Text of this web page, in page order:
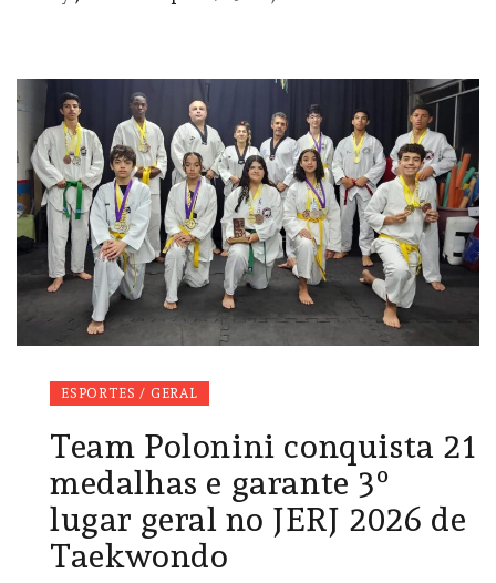
ESPORTES / GERAL
Team Polonini conquista 21
medalhas e garante 3º
lugar geral no JERJ 2026 de
Taekwondo